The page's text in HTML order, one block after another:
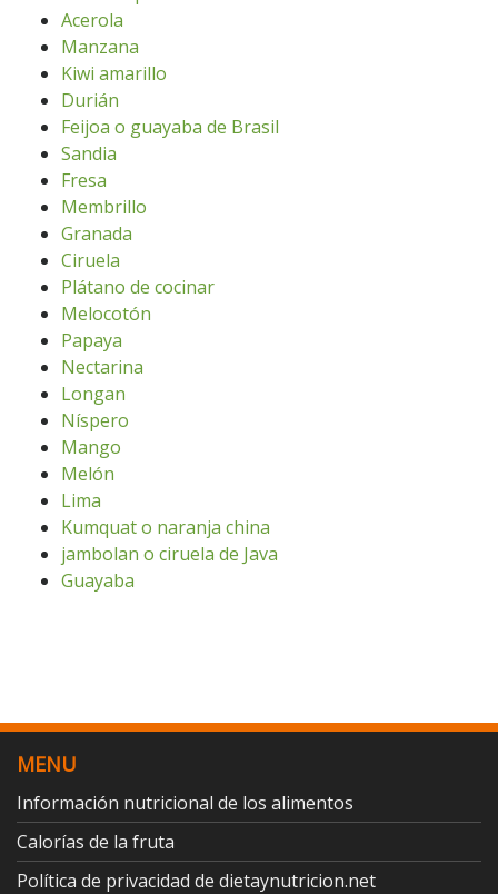
Acerola
Manzana
Kiwi amarillo
Durián
Feijoa o guayaba de Brasil
Sandia
Fresa
Membrillo
Granada
Ciruela
Plátano de cocinar
Melocotón
Papaya
Nectarina
Longan
Níspero
Mango
Melón
Lima
Kumquat o naranja china
jambolan o ciruela de Java
Guayaba
MENU
Información nutricional de los alimentos
Calorías de la fruta
Política de privacidad de dietaynutricion.net